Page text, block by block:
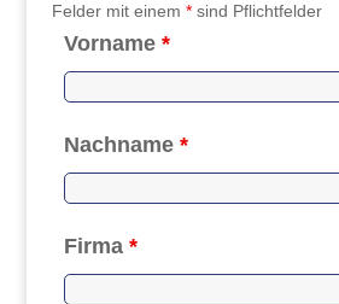
Felder mit einem *sind Pflichtfelder
Vorname *
Nachname *
Firma *